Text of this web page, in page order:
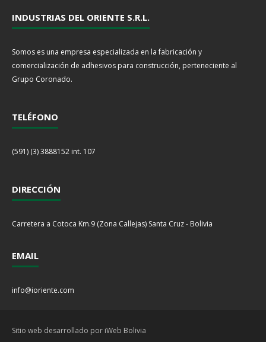
INDUSTRIAS DEL ORIENTE S.R.L.
Somos es una empresa especializada en la fabricación y
comercialización de adhesivos para construcción, perteneciente al
Grupo Coronado.
TELÉFONO
(591) (3) 3888152 int. 107
DIRECCIÓN
Carretera a Cotoca Km.9 (Zona Callejas) Santa Cruz - Bolivia
EMAIL
info@ioriente.com
Sitio web desarrollado por iWeb Bolivia